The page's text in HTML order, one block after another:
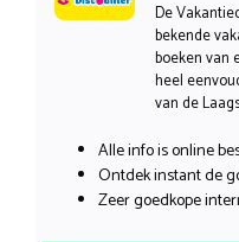
De
bekende
boeken van
heel
van de
Alle info is online
Ontdek instant de
Zeer goedkope